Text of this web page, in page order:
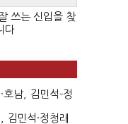
쓰는 신입을 찾
다
남, 김민석-정
민석·정청래